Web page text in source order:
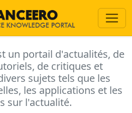
un portail d'actualités, de
de critiques et
sujets tels que les
les applications et les
sur l'actualité.